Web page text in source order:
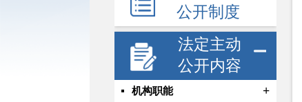
公开制度
法定主动
公开内容
机构职能 +